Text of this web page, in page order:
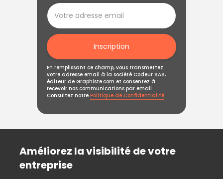
Inscription
En remplissant ce champ, vous transmettez
votre adresse email à la société Codeur SAS,
éditeur de Graphiste.com et consentez à
recevoir nos communications par email.
Consultez notre Politique de Confidentialité.
Améliorez la visibilité de votre
entreprise